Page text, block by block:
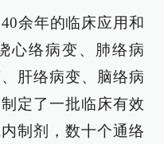
余年的临床应用和
心络病变、肺络病
肝络病变、脑络病
定了一批临床有效
制剂，数十个通络